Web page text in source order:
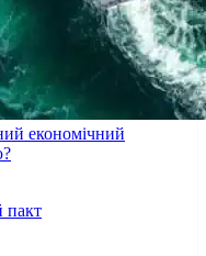
економічний
пакт